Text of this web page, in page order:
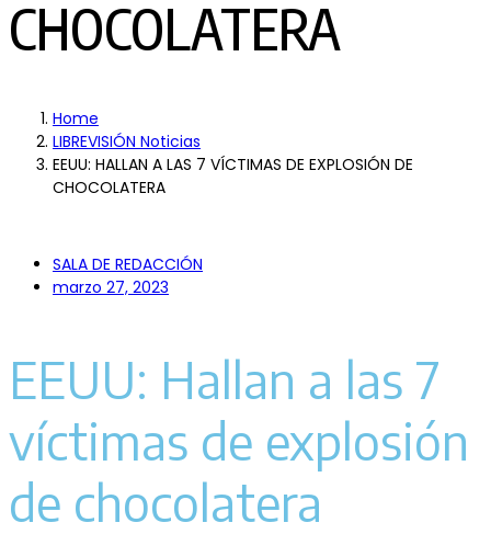
CHOCOLATERA
Home
LIBREVISIÓN Noticias
EEUU: HALLAN A LAS 7 VÍCTIMAS DE EXPLOSIÓN DE
CHOCOLATERA
SALA DE REDACCIÓN
marzo 27, 2023
EEUU: Hallan a las 7
víctimas de explosión
de chocolatera